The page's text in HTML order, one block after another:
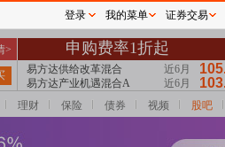
理财 保险 债券 视频 股吧
登录 我的菜单 证券交易